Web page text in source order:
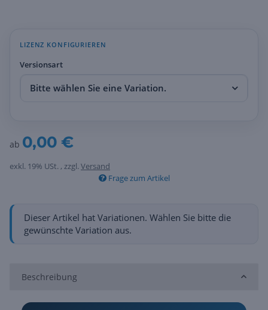
LIZENZ KONFIGURIEREN
Versionsart
Bitte wählen Sie eine Variation.
ab 0,00 €
exkl. 19% USt. , zzgl. Versand
Frage zum Artikel
x
Dieser Artikel hat Variationen. Wählen Sie bitte die
gewünschte Variation aus.
Beschreibung